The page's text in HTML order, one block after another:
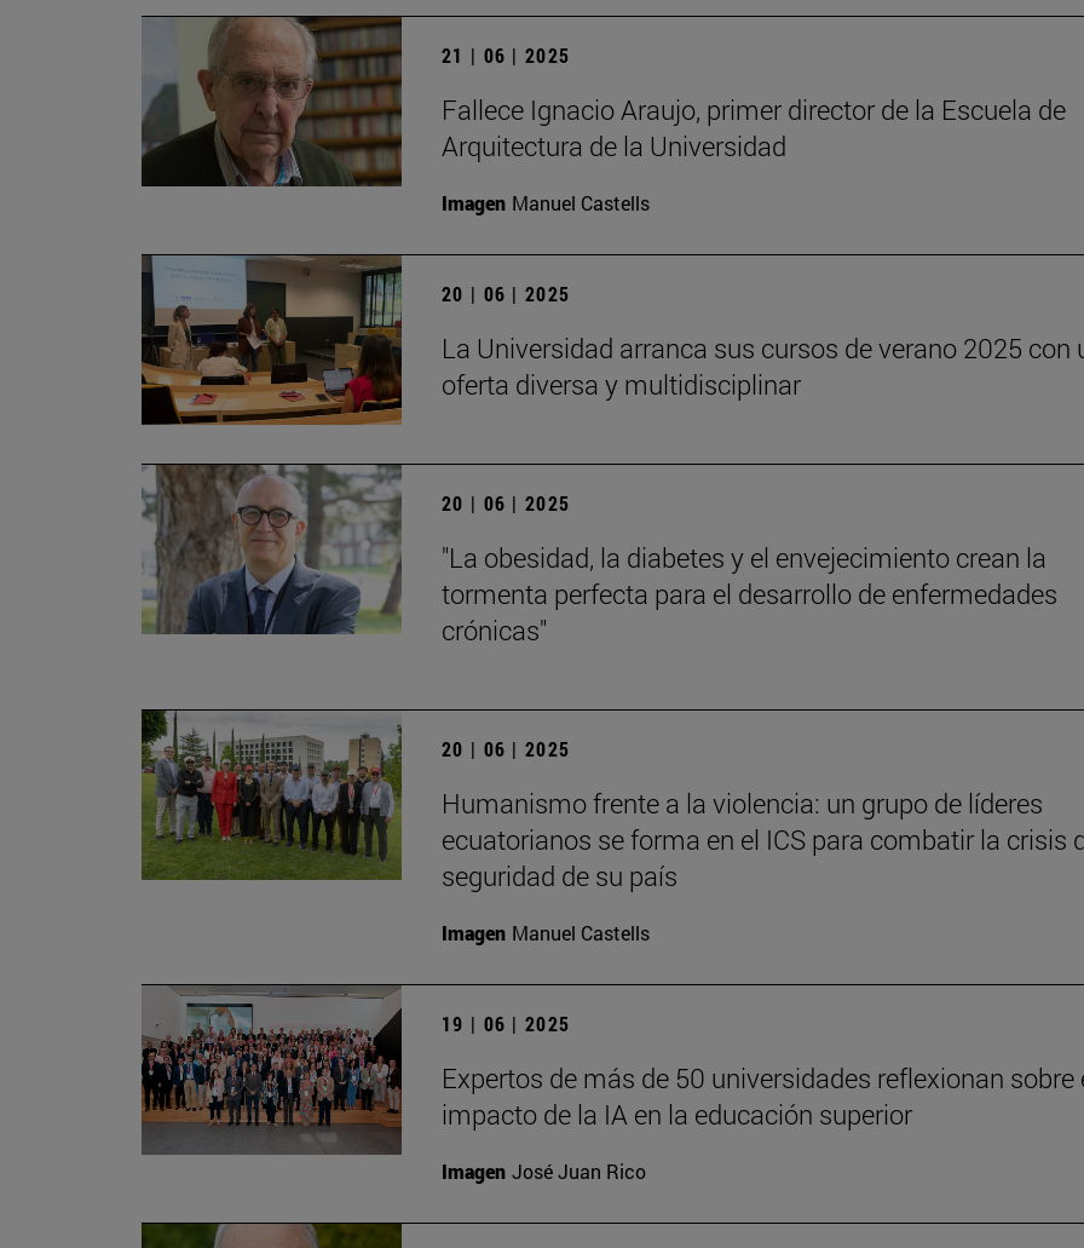
21 | 06 | 2025
Fallece Ignacio Araujo, primer director de la Escuela de
Arquitectura de la Universidad
Imagen Manuel Castells
20 | 06 | 2025
La Universidad arranca sus cursos de verano 2025 con
oferta diversa y multidisciplinar
20 | 06 | 2025
"La obesidad, la diabetes y el envejecimiento crean la
tormenta perfecta para el desarrollo de enfermedades
crónicas"
20 | 06 | 2025
Humanismo frente a la violencia: un grupo de líderes
ecuatorianos se forma en el ICS para combatir la crisis
seguridad de su país
Imagen Manuel Castells
19 | 06 | 2025
Expertos de más de 50 universidades reflexionan sobre
impacto de la IA en la educación superior
Imagen José Juan Rico